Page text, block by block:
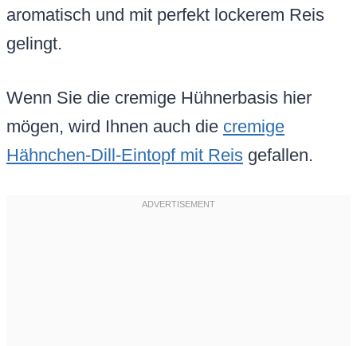
aromatisch und mit perfekt lockerem Reis
gelingt.
Wenn Sie die cremige Hühnerbasis hier
mögen, wird Ihnen auch die cremige
Hähnchen-Dill-Eintopf mit Reis gefallen.